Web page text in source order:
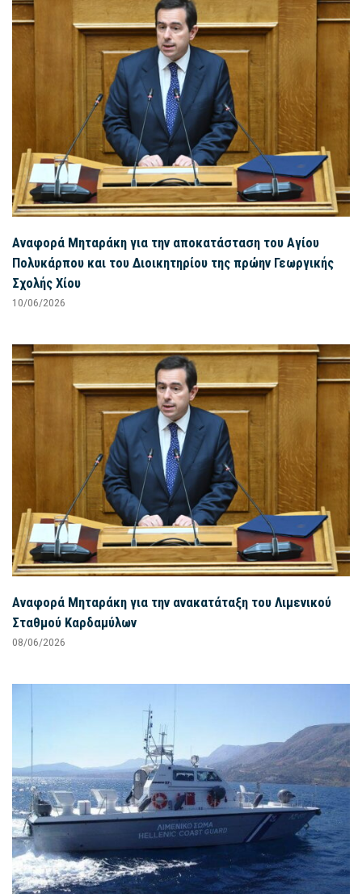
Αναφορά Μηταράκη για την αποκατάσταση του Αγίου
Πολυκάρπου και του Διοικητηρίου της πρώην Γεωργικής
Σχολής Χίου
10/06/2026
Αναφορά Μηταράκη για την ανακατάταξη του Λιμενικού
Σταθμού Καρδαμύλων
08/06/2026